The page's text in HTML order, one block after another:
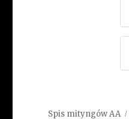
Spis mityngów AA